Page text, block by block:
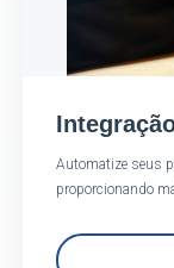
Automatize seus
proporcionando